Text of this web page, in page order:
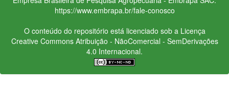
https://www.embrapa.br/fale-conosco
O conteúdo do repositório está licenciado sob a Licença
Creative CommonsAtribuição - NãoComercial - SemDerivações
4.0 Internacional.